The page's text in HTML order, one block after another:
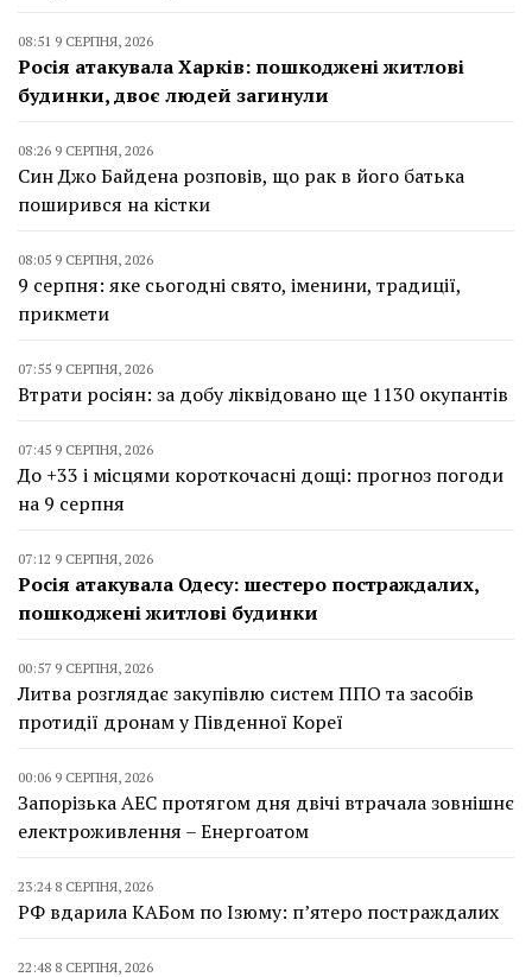
08:51 9 СЕРПНЯ, 2026
Росія атакувала Харків: пошкоджені житлові
будинки, двоє людей загинули
08:26 9 СЕРПНЯ, 2026
Син Джо Байдена розповів, що рак в його батька
поширився на кістки
08:05 9 СЕРПНЯ, 2026
9 серпня: яке сьогодні свято, іменини, традиції,
прикмети
07:55 9 СЕРПНЯ, 2026
Втрати росіян: за добу ліквідовано ще 1130 окупантів
07:45 9 СЕРПНЯ, 2026
До +33 і місцями короткочасні дощі: прогноз погоди
на 9 серпня
07:12 9 СЕРПНЯ, 2026
Росія атакувала Одесу: шестеро постраждалих,
пошкоджені житлові будинки
00:57 9 СЕРПНЯ, 2026
Литва розглядає закупівлю систем ППО та засобів
протидії дронам у Південної Кореї
00:06 9 СЕРПНЯ, 2026
Запорізька АЕС протягом дня двічі втрачала зовнішнє
електроживлення – Енергоатом
23:24 8 СЕРПНЯ, 2026
РФ вдарила КАБом по Ізюму: п’ятеро постраждалих
22:48 8 СЕРПНЯ, 2026